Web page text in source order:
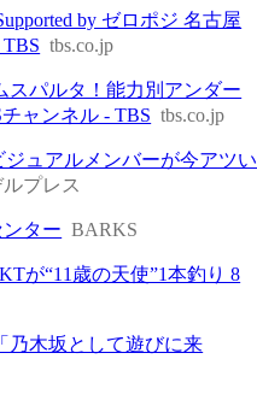
by ゼロポジ 名古屋
tbs.co.jp
スパルタ！能力別アンダー
ャンネル - TBS tbs.co.jp
ジュアルメンバーが今アツい
プレス
ター BARKS
が“11歳の天使”1本釣り 8
木坂として遊びに来